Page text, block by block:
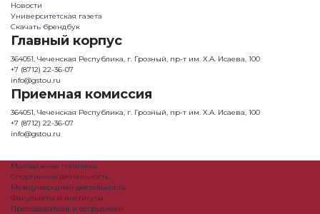
Новости
Университетская газета
Скачать брендбук
Главный корпус
364051, Чеченская Республика, г. Грозный, пр-т им. Х.А. Исаева, 100
+7 (8712) 22-36-07
info@gstou.ru
Приемная комиссия
364051, Чеченская Республика, г. Грозный, пр-т им. Х.А. Исаева, 100
+7 (8712) 22-36-07
info@gstou.ru
Молодёжная политика
Спортивная деятельность
Международная деятельность
Факультеты и институты
Преподаватели и сотрудники